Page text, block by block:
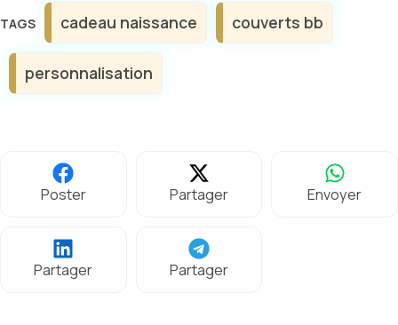
Étiquettes
cadeau naissance couverts bb
personnalisation
Poster Partager Envoyer
Partager Partager